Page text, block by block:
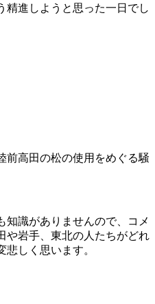
精進しようと思った一日でし
前高田の松の使用をめぐる騒
知識がありませんので、コメ
や岩手、東北の人たちがどれ
変悲しく思います。